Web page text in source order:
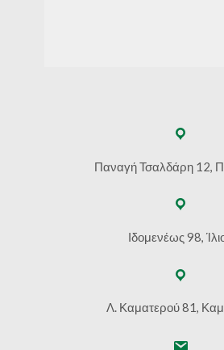
Παναγή Τσαλδάρη 12,
Ιδομενέως 98,
Λ. Καματερού 81,